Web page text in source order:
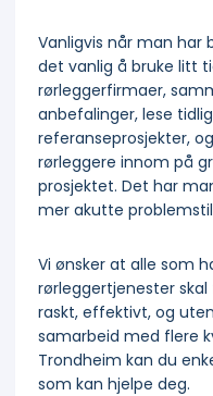
Vanligvis når man har
det vanlig å bruke litt
rørleggerfirmaer,
anbefalinger, lese
referanseprosjekter,
rørleggere innom på
prosjektet. Det har
mer akutte
Vi ønsker at alle som
rørleggertjenester
raskt, effektivt, og
samarbeid med flere
Trondheim kan du
som kan hjelpe deg.